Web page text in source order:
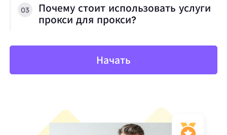
03
Почему стоит использовать услуги
прокси для прокси?
Начать